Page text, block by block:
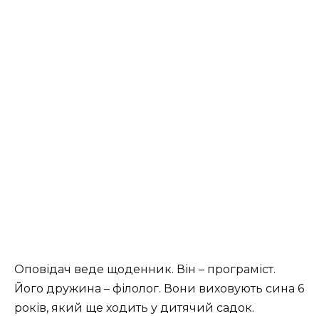
Оповідач веде щоденник. Він – програміст.
Його дружина – філолог. Вони виховують сина 6
років, який ще ходить у дитячий садок.